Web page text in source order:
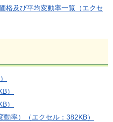
及び平均変動率一覧（エクセ
）
）
率）（エクセル：382KB）